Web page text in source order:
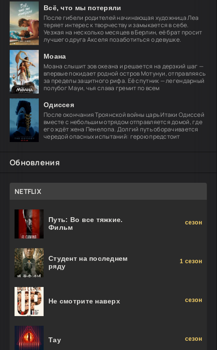
Всё, что мы потеряли
После гибели родителей начинающая художница Леа
теряет интерес к творчеству и замыкается в себе.
Уезжая на несколько месяцев в Берлин, её брат просит
лучшего друга Акселя позаботиться о девушке.
Моана
Моана слышит зов океана и решается на дерзкий шаг —
впервые покидает родной остров Мотунуи, отправляясь
за пределы защитного рифа. Её спутник — легендарный
полубог Мауи, чья слава гремит по всем
Одиссея
После окончания Троянской войны царь Итаки Одиссей
вместе с небольшим отрядом отправляется домой, где
его ждёт жена Пенелопа. Долгий путь оборачивается
чередой опасных испытаний: герою предстоит
Обновления
NETFLIX
Путь: Во все тяжкие.
Фильм
сезон
Студент на последнем
ряду
1 сезон
Не смотрите наверх сезон
Тау сезон